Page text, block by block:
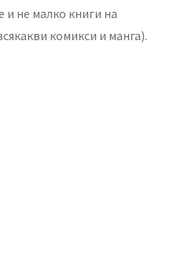
и не малко книги на
комикси и манга).